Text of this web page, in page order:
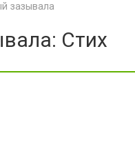
зазывала
Стих